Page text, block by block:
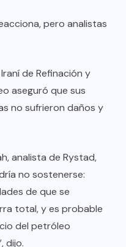
pero analistas
de Refinación y
aseguró que sus
no sufrieron daños y
analista de Rystad,
no sostenerse:
de que se
total, y es probable
del petróleo
dijo.